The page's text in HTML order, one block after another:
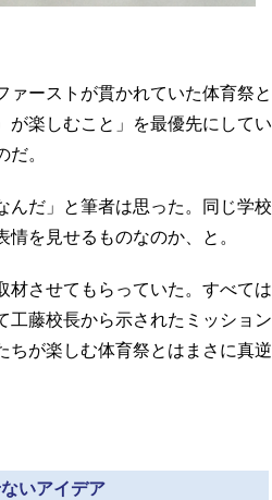
ーストが貫かれていた体育祭と
が楽しむこと」を最優先にしてい
。
んだ」と筆者は思った。同じ学校
を見せるものなのか、と。
させてもらっていた。すべては
工藤校長から示されたミッション
ちが楽しむ体育祭とはまさに真逆
いアイデア